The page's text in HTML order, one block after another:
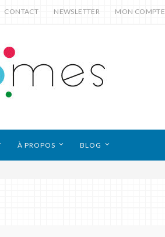
CONTACT NEWSLETTER MON COMPTE
À PROPOS BLOG